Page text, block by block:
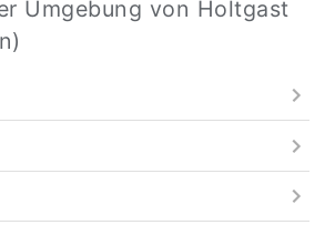
Umgebung von Holtgast